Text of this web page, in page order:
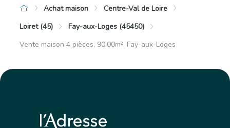
Achat maison
Centre-Val de Loire
Loiret (45)
Fay-aux-Loges (45450)
Vente maison 4 pièces, 90.00m², Fay-aux-Loges